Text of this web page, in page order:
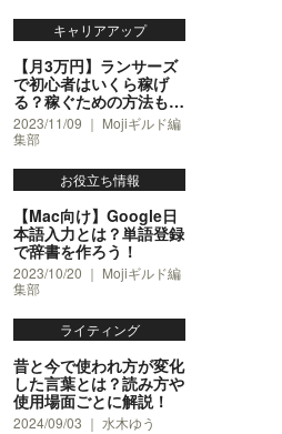
キャリアアップ
【月3万円】ランサーズ
で初心者はいくら稼げ
る？稼ぐための方法も紹
介！
2023/11/09 ｜ Mojiギルド編
集部
お役立ち情報
【Mac向け】Google日
本語入力とは？単語登録
で辞書を作ろう！
2023/10/20 ｜ Mojiギルド編
集部
ライティング
昔と今で使われ方が変化
した言葉とは？読み方や
使用場面ごとに解説！
2024/09/03 ｜ 水木ゆう